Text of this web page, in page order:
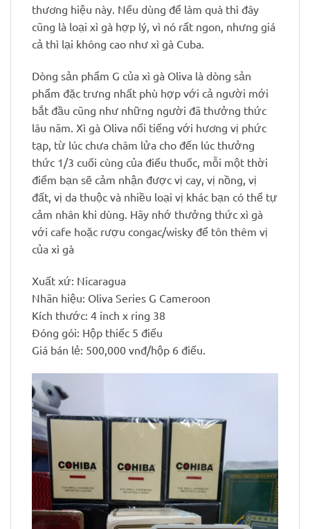
thương hiệu này. Nếu dùng để làm quà thì đây
cũng là loại xì gà hợp lý, vì nó rất ngon, nhưng giá
cả thì lại không cao như xì gà Cuba.
Dòng sản phẩm G của xì gà Oliva là dòng sản
phẩm đặc trưng nhất phù hợp với cả người mới
bắt đầu cũng như những người đã thưởng thức
lâu năm. Xì gà Oliva nổi tiếng với hương vị phức
tạp, từ lúc chưa châm lửa cho đến lúc thưởng
thức 1/3 cuối cùng của điếu thuốc, mỗi một thời
điểm bạn sẽ cảm nhận được vị cay, vị nồng, vị
đất, vị da thuộc và nhiều loại vị khác bạn có thể tự
cảm nhân khi dùng. Hãy nhớ thưởng thức xì gà
với cafe hoặc rượu congac/wisky để tôn thêm vị
của xì gà
Xuất xứ: Nicaragua
Nhãn hiệu: Oliva Series G Cameroon
Kích thước: 4 inch x ring 38
Đóng gói: Hộp thiếc 5 điếu
Giá bán lẻ: 500,000 vnđ/hộp 6 điếu.